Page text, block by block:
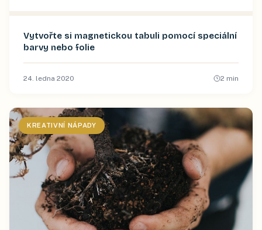
Vytvořte si magnetickou tabuli pomocí speciální
barvy nebo folie
24. ledna 2020 2 min
KREATIVNÍ NÁPADY